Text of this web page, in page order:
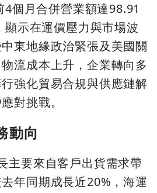
個月合併營業額達98.91
示在運價壓力與市場波
東地緣政治緊張及美國關
流成本上升，企業轉向多
強化貿易合規與供應鏈解
對挑戰。
動向
主要來自客戶出貨需求帶
年同期成長近20%，海運